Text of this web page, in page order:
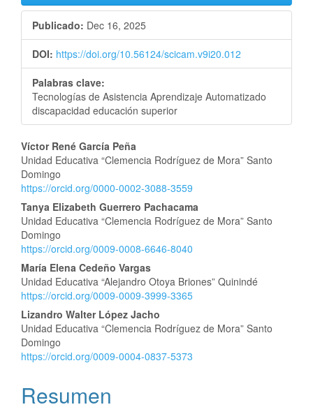
Publicado: Dec 16, 2025
DOI: https://doi.org/10.56124/scicam.v9i20.012
Palabras clave:
Tecnologías de Asistencia Aprendizaje Automatizado
discapacidad educación superior
Contenido
principal
del
artículo
Víctor René García Peña
Unidad Educativa “Clemencia Rodríguez de Mora” Santo
Domingo
https://orcid.org/0000-0002-3088-3559
Tanya Elizabeth Guerrero Pachacama
Unidad Educativa “Clemencia Rodríguez de Mora” Santo
Domingo
https://orcid.org/0009-0008-6646-8040
María Elena Cedeño Vargas
Unidad Educativa “Alejandro Otoya Briones” Quinindé
https://orcid.org/0009-0009-3999-3365
Lizandro Walter López Jacho
Unidad Educativa “Clemencia Rodríguez de Mora” Santo
Domingo
https://orcid.org/0009-0004-0837-5373
Resumen